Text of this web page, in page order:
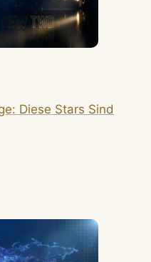
Diese Stars Sind